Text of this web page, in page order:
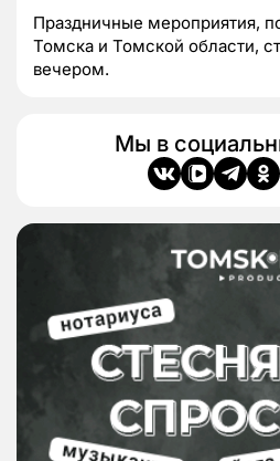
Праздничные мероприятия,
Томска и Томской области,
вечером.
Мы в